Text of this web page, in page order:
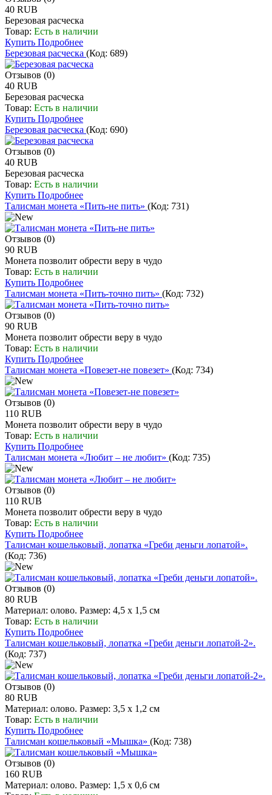
40 RUB
Березовая расческа
Товар: Есть в наличии
Купить Подробнее
Березовая расческа (Код: 689)
Отзывов (0)
40 RUB
Березовая расческа
Товар: Есть в наличии
Купить Подробнее
Березовая расческа (Код: 690)
Отзывов (0)
40 RUB
Березовая расческа
Товар: Есть в наличии
Купить Подробнее
Талисман монета «Пить-не пить» (Код: 731)
Отзывов (0)
90 RUB
Монета позволит обрести веру в чудо
Товар: Есть в наличии
Купить Подробнее
Талисман монета «Пить-точно пить» (Код: 732)
Отзывов (0)
90 RUB
Монета позволит обрести веру в чудо
Товар: Есть в наличии
Купить Подробнее
Талисман монета «Повезет-не повезет» (Код: 734)
Отзывов (0)
110 RUB
Монета позволит обрести веру в чудо
Товар: Есть в наличии
Купить Подробнее
Талисман монета «Любит – не любит» (Код: 735)
Отзывов (0)
110 RUB
Монета позволит обрести веру в чудо
Товар: Есть в наличии
Купить Подробнее
Талисман кошельковый, лопатка «Греби деньги лопатой».
(Код: 736)
Отзывов (0)
80 RUB
Материал: олово. Размер: 4,5 х 1,5 см
Товар: Есть в наличии
Купить Подробнее
Талисман кошельковый, лопатка «Греби деньги лопатой-2».
(Код: 737)
Отзывов (0)
80 RUB
Материал: олово. Размер: 3,5 х 1,2 см
Товар: Есть в наличии
Купить Подробнее
Талисман кошельковый «Мышка» (Код: 738)
Отзывов (0)
160 RUB
Материал: олово. Размер: 1,5 х 0,6 см